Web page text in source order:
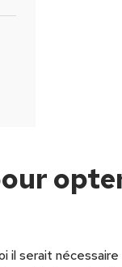
il serait nécessaire